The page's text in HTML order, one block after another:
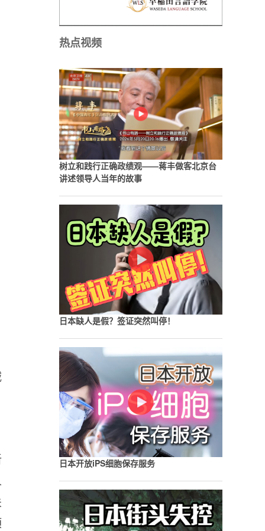
热点视频
树立和践行正确政绩观——蒋丰做客北京台
讲述领导人当年的故事
日本缺人是假？签证突然叫停！
日本开放iPS细胞保存服务